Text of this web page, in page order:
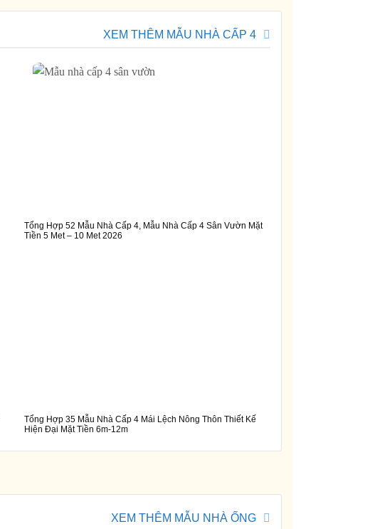
XEM THÊM MẪU NHÀ CẤP 4
Tổng Hợp 52 Mẫu Nhà Cấp 4, Mẫu Nhà Cấp 4 Sân Vườn Mặt
Tiền 5 Met – 10 Met 2026
Tổng Hợp 35 Mẫu Nhà Cấp 4 Mái Lệch Nông Thôn Thiết Kế
Hiện Đại Mặt Tiền 6m-12m
XEM THÊM MẪU NHÀ ỐNG